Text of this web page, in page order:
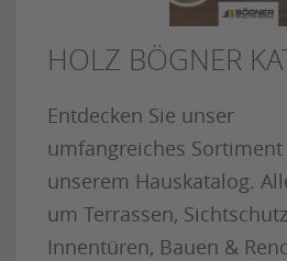
HOLZ BÖGNER
Entdecken Sie unser
umfangreiches
unserem Hauskatalog.
um Terrassen,
Innentüren, Bauen &